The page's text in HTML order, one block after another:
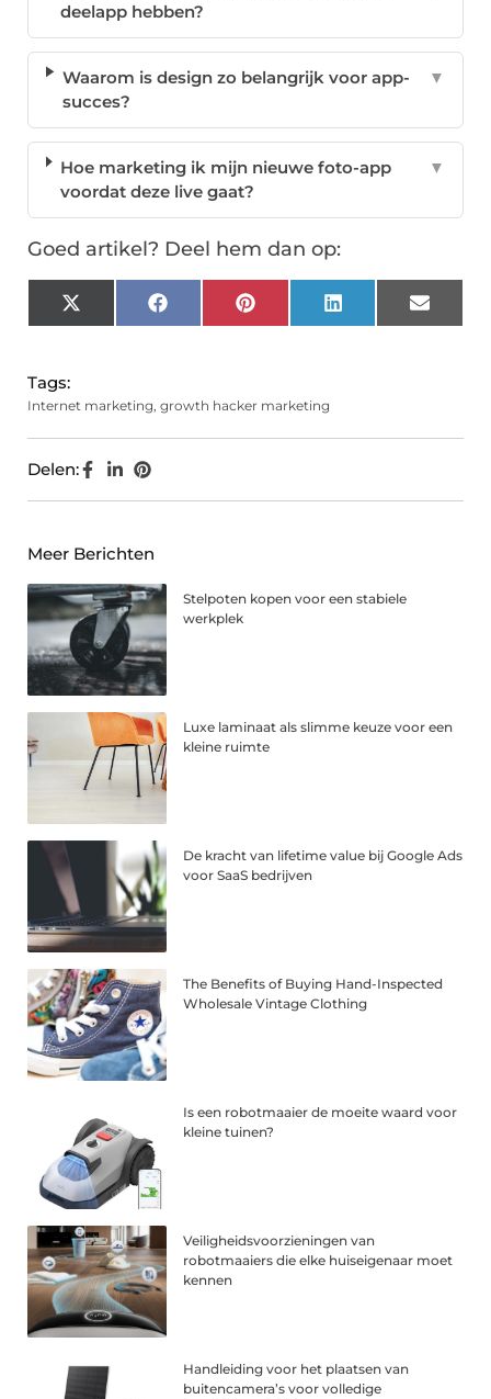
deelapp hebben?
Waarom is design zo belangrijk voor app-
succes?
▼
Hoe marketing ik mijn nieuwe foto-app
voordat deze live gaat?
▼
Goed artikel? Deel hem dan op:
X
(Twitter)
FacebookPinterest LinkedIn Email
Tags:
Internet marketing, growth hacker marketing
Delen:
Meer Berichten
Stelpoten kopen voor een stabiele
werkplek
Luxe laminaat als slimme keuze voor een
kleine ruimte
De kracht van lifetime value bij Google Ads
voor SaaS bedrijven
The Benefits of Buying Hand-Inspected
Wholesale Vintage Clothing
Is een robotmaaier de moeite waard voor
kleine tuinen?
Veiligheidsvoorzieningen van
robotmaaiers die elke huiseigenaar moet
kennen
Handleiding voor het plaatsen van
buitencamera’s voor volledige